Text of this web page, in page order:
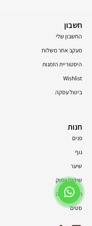
חשבון
החשבון שלי
מעקב אחר משלוח
היסטוריית הזמנות
Wishlist
ביטול עסקה
חנות
פנים
גוף
שיער
שיקום עמוק
תוספי תזונה
סטים